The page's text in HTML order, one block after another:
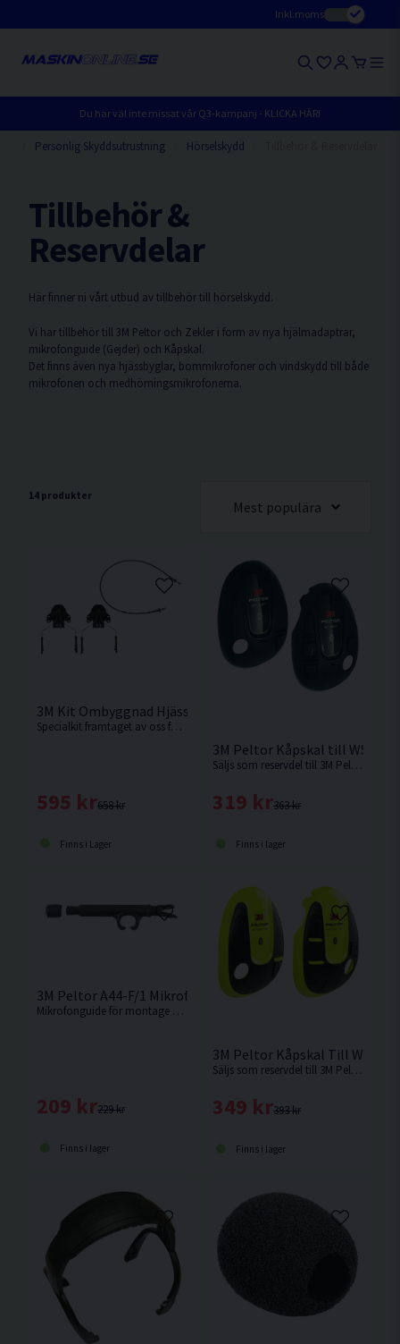
Inkl.moms
Du har väl inte missat vår Q3-kampanj - KLICKA HÄR!
Personlig Skyddsutrustning Hörselskydd
Tillbehör &
Reservdelar
Här finner ni vårt utbud av tillbehör till hörselskydd.
Vi har tillbehör till 3M Peltor och Zekler i form av nya hjälmadaptrar,
mikrofonguide (Gejder) och Kåpskal.
Det finns även nya hjässbyglar, bommikrofoner och vindskydd till både
mikrofonen och medhörningsmikrofonerna.
14 produkter
Mest populära
3M Kit Ombyggnad Hjässbygel Till Hjälmkåpa
Specialkit framtaget av oss för ombyggnad av 3M WS Alert XP/XPI/X.
658 kr
595 kr
Finns i Lager
3M Peltor Kåpskal till WS
Säljs som reservdel till 3M Peltor kåpor.
363 kr
319 kr
Finns i lager
3M Peltor A44-F/1 Mikrofonguide Hörselskydd
Mikrofonguide för montage på 3M Peltor P3EG-F/2.
229 kr
209 kr
Finns i lager
Säljs som reservdel till 3M Peltor kåpor.
393 kr
349 kr
Finns i lager